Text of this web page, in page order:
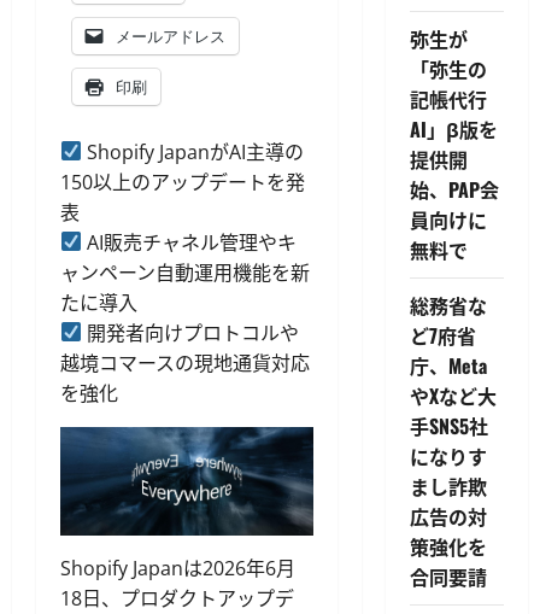
メールアドレス
印刷
Shopify JapanがAI主導の
150以上のアップデートを発
表
AI販売チャネル管理やキ
ャンペーン自動運用機能を新
たに導入
開発者向けプロトコルや
越境コマースの現地通貨対応
を強化
Shopify Japanは2026年6月
18日、プロダクトアップデ
弥生が
「弥生の
記帳代行
AI」β版を
提供開
始、PAP会
員向けに
無料で
総務省な
ど7府省
庁、Meta
やXなど大
手SNS5社
になりす
まし詐欺
広告の対
策強化を
合同要請